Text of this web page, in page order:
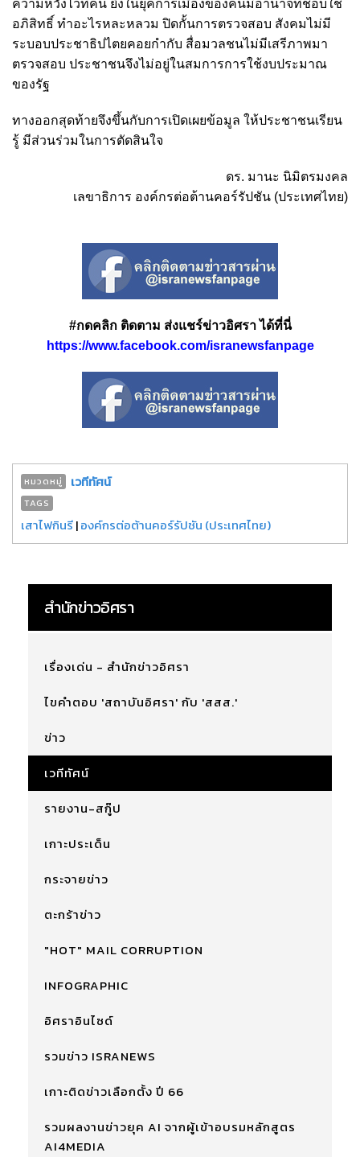
ความหวังไว้ที่คน ยิ่งในยุคการเมืองของคนมีอำนาจที่ชอบใช้
อภิสิทธิ์ ทำอะไรหละหลวม ปิดกั้นการตรวจสอบ สังคมไม่มี
ระบอบประชาธิปไตยคอยกำกับ สื่อมวลชนไม่มีเสรีภาพมา
ตรวจสอบ ประชาชนจึงไม่อยู่ในสมการการใช้งบประมาณ
ของรัฐ
ทางออกสุดท้ายจึงขึ้นกับการเปิดเผยข้อมูล ให้ประชาชนเรียน
รู้ มีส่วนร่วมในการตัดสินใจ
ดร. มานะ นิมิตรมงคล
เลขาธิการ องค์กรต่อต้านคอร์รัปชัน (ประเทศไทย)
#กดคลิก ติดตาม ส่งแชร์ข่าวอิศรา ได้ที่นี่
https://www.facebook.com/isranewsfanpage
หมวดหมู่ เวทีทัศน์
TAGS
เสาไฟกินรี|องค์กรต่อต้านคอร์รัปชัน (ประเทศไทย)
สำนักข่าวอิศรา
เรื่องเด่น - สำนักข่าวอิศรา
ไขคำตอบ 'สถาบันอิศรา' กับ 'สสส.'
ข่าว
เวทีทัศน์
รายงาน-สกู๊ป
เกาะประเด็น
กระจายข่าว
ตะกร้าข่าว
"HOT" MAIL CORRUPTION
INFOGRAPHIC
อิศราอินไซด์
รวมข่าว ISRANEWS
เกาะติดข่าวเลือกตั้ง ปี 66
รวมผลงานข่าวยุค AI จากผู้เข้าอบรมหลักสูตร
AI4MEDIA